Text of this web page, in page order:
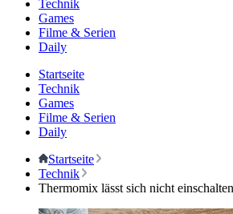
Technik
Games
Filme & Serien
Daily
Startseite
Technik
Games
Filme & Serien
Daily
Startseite
Technik
Thermomix lässt sich nicht